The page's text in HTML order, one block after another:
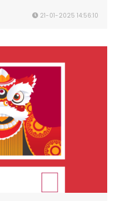
21-01-2025 14:56:10